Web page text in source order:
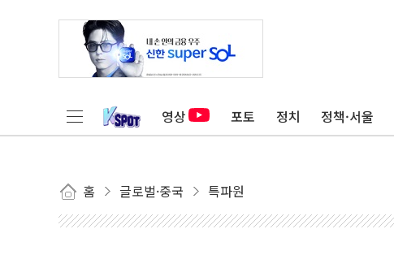
영상 포토 정치 정책·서울
홈 글로벌·중국 특파원